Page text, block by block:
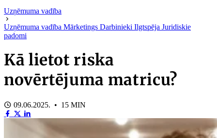
Uzņēmuma vadība
Uzņēmuma vadība Mārketings Darbinieki Ilgtspēja Juridiskie
padomi
Kā lietot riska
novērtējuma matricu?
09.06.2025. • 15 MIN